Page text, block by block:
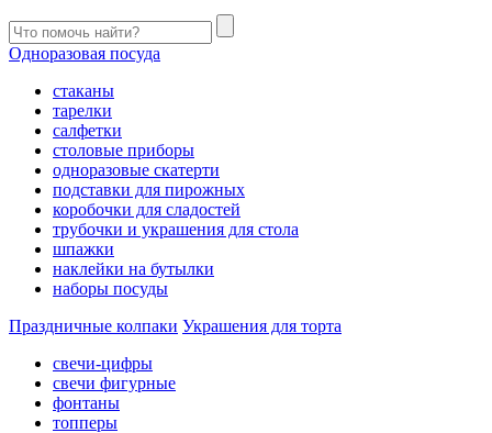
Одноразовая посуда
стаканы
тарелки
салфетки
столовые приборы
одноразовые скатерти
подставки для пирожных
коробочки для сладостей
трубочки и украшения для стола
шпажки
наклейки на бутылки
наборы посуды
Праздничные колпаки Украшения для торта
свечи-цифры
свечи фигурные
фонтаны
топперы